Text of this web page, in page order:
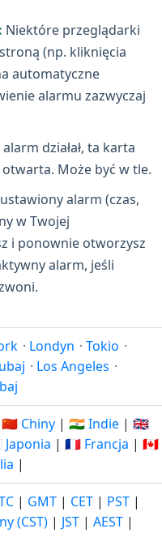
Niektóre przeglądarki
(np. kliknięcia
automatyczne
alarmu zazwyczaj
działał, ta karta
Może być w tle.
alarm (czas,
w Twojej
i ponownie otworzysz
alarm, jeśli
· Londyn · Tokio ·
· Los Angeles ·
🇨🇳 Chiny | 🇮🇳 Indie | 🇬🇧
Japonia | 🇫🇷 Francja | 🇨🇦
|
| GMT | CET | PST |
(CST) | JST | AEST |